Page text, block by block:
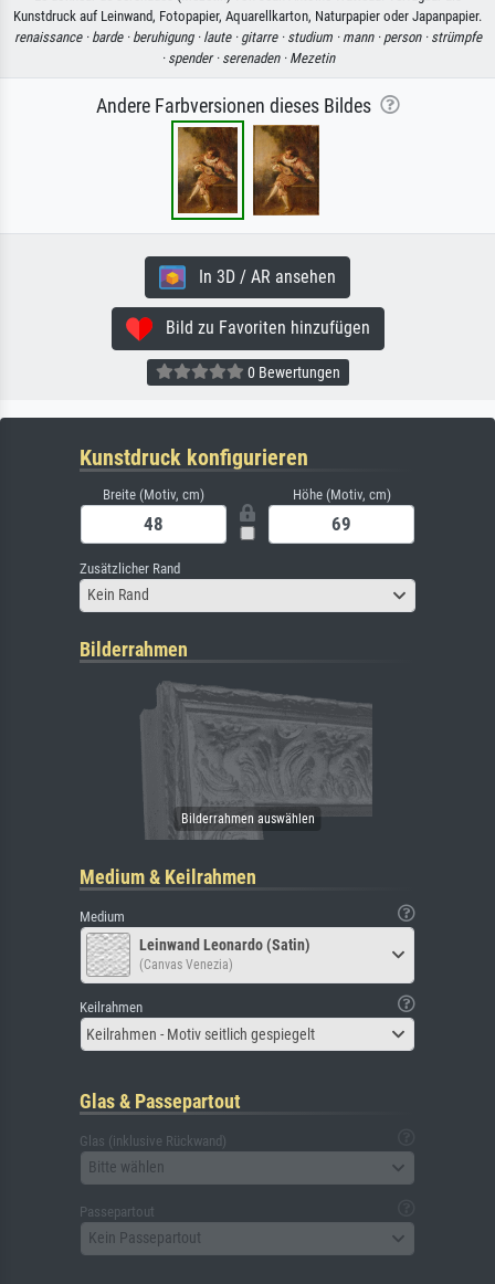
Kunstdruck auf Leinwand, Fotopapier, Aquarellkarton, Naturpapier oder Japanpapier.
renaissance · barde · beruhigung · laute · gitarre · studium · mann · person · strümpfe
· spender · serenaden · Mezetin
Andere Farbversionen dieses Bildes
In 3D / AR ansehen
Bild zu Favoriten hinzufügen
0 Bewertungen
Kunstdruck konfigurieren
Breite (Motiv, cm) Höhe (Motiv, cm)
Zusätzlicher Rand
Kein Rand
Bilderrahmen
Medium & Keilrahmen
Medium
Leinwand Leonardo (Satin)
(Canvas Venezia)
Keilrahmen
Keilrahmen - Motiv seitlich gespiegelt
Glas & Passepartout
Glas (inklusive Rückwand)
Bitte wählen
Passepartout
Kein Passepartout